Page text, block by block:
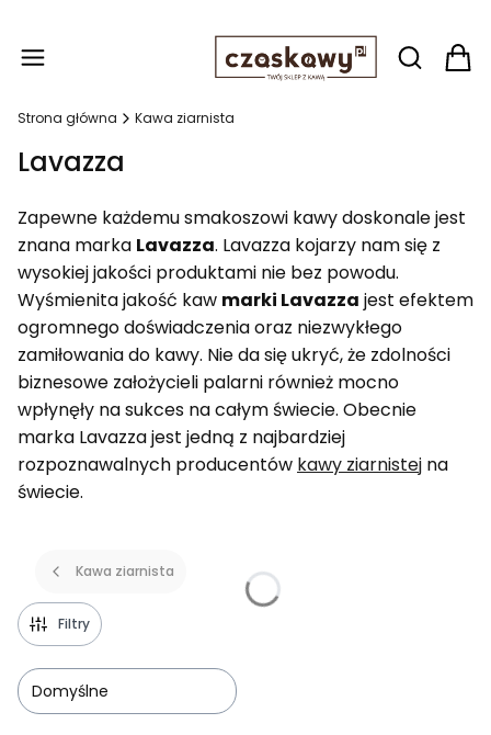
Otwórz
Strona główna Kawa ziarnista
Lavazza
Zapewne każdemu smakoszowi kawy doskonale jest
znana marka Lavazza. Lavazza kojarzy nam się z
wysokiej jakości produktami nie bez powodu.
Wyśmienita jakość kaw marki Lavazza jest efektem
ogromnego doświadczenia oraz niezwykłego
zamiłowania do kawy. Nie da się ukryć, że zdolności
biznesowe założycieli palarni również mocno
wpłynęły na sukces na całym świecie. Obecnie
marka Lavazza jest jedną z najbardziej
rozpoznawalnych producentów kawy ziarnistej na
świecie.
Kawa ziarnista
Filtry
Domyślne